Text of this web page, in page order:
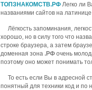
ТОПЗНАКОМСТВ.РФ Легко ли
названиями сайтов на
Лёгкость запоминания,
хорошо, но в силу того что
строке браузера, а затем
доменная зона .РФ очень
поэтому оно может понимать
То есть если Вы в адресной
понятный для техники код и по